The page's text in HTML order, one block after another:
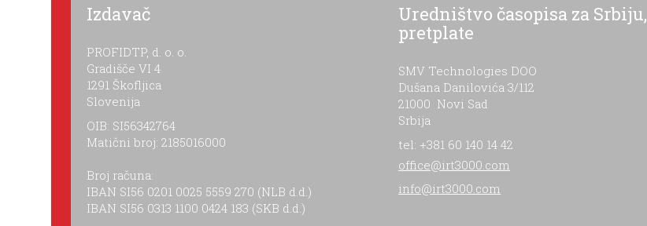
Izdavač
PROFIDTP, d. o. o.
Gradišče VI 4
1291 Škofljica
Slovenija
OIB: SI56342764
Matični broj: 2185016000
Broj računa:
IBAN SI56 0201 0025 5559 270 (NLB d.d.)
IBAN SI56 0313 1100 0424 183 (SKB d.d.)
Uredništvo časopisa za Srbiju,
pretplate
SMV Technologies DOO
Dušana Danilovića 3/112
21000 Novi Sad
Srbija
tel: +381 60 140 14 42
office@irt3000.com
info@irt3000.com